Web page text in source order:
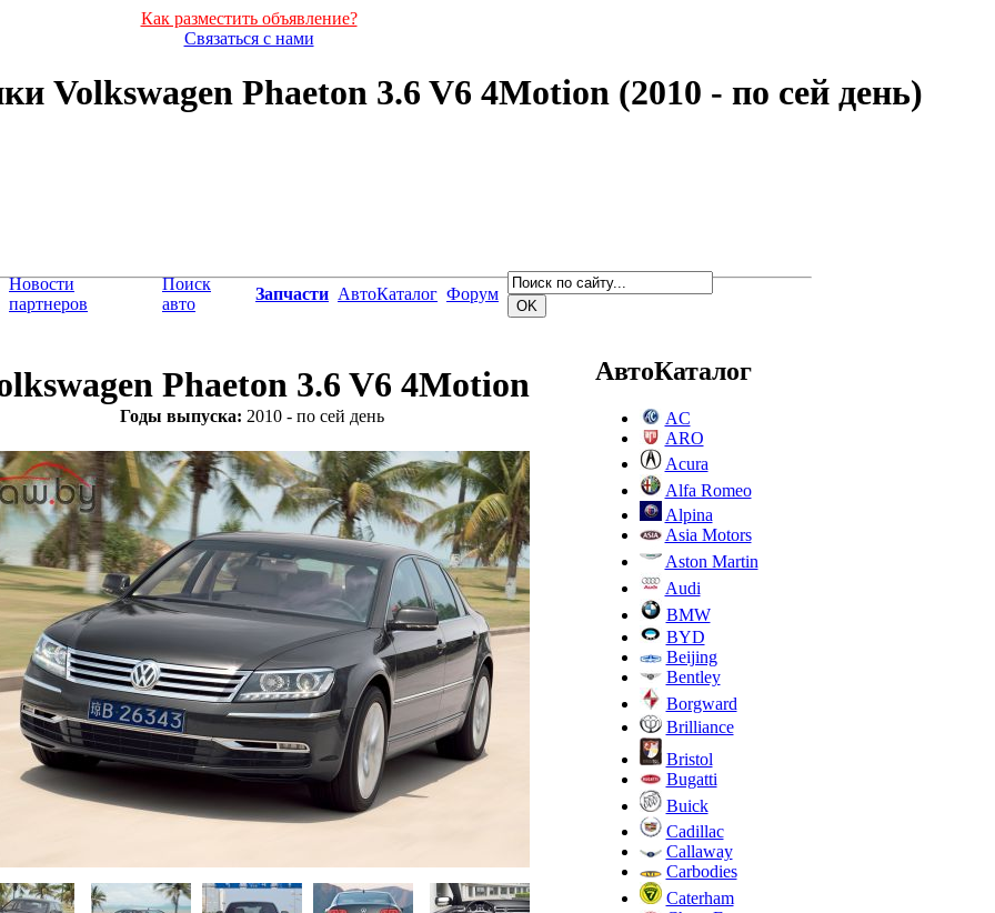
Как разместить объявление?
Связаться с нами
Volkswagen Phaeton 3.6 V6 4Motion (2010 - по сей день)
Новости
партнеров
Поиск
авто
Запчасти АвтоКаталог Форум
Phaeton 3.6 V6 4Motion
Годы выпуска: 2010 - по сей день
АвтоКаталог
AC
ARO
Acura
Alfa Romeo
Alpina
Asia Motors
Aston Martin
Audi
BMW
BYD
Beijing
Bentley
Borgward
Brilliance
Bristol
Bugatti
Buick
Cadillac
Callaway
Carbodies
Caterham